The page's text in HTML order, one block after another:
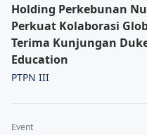
Holding Perkebunan
Perkuat Kolaborasi
Terima Kunjungan
Education
PTPN III
Event